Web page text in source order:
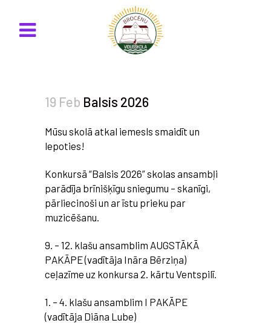
19 Feb Balsis 2026
Mūsu skolā atkal iemesls smaidīt un
lepoties!
Konkursā “Balsis 2026” skolas ansambļi
parādīja brīnišķīgu sniegumu – skanīgi,
pārliecinoši un ar īstu prieku par
muzicēšanu.
9. – 12. klašu ansamblim AUGSTĀKĀ
PAKĀPE (vadītāja Ināra Bērziņa)
ceļazīme uz konkursa 2. kārtu Ventspilī.
1. – 4. klašu ansamblim I PAKĀPE
(vadītāja Diāna Lube)